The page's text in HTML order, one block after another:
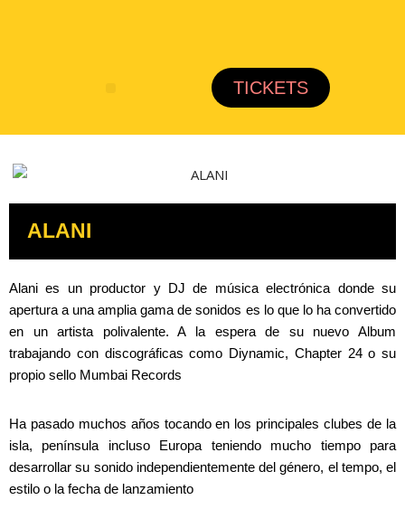
TICKETS
ALANI
Alani es un productor y DJ de música electrónica donde su
apertura a una amplia gama de sonidos es lo que lo ha convertido
en un artista polivalente. A la espera de su nuevo Album
trabajando con discográficas como Diynamic, Chapter 24 o su
propio sello Mumbai Records
Ha pasado muchos años tocando en los principales clubes de la
isla, península incluso Europa teniendo mucho tiempo para
desarrollar su sonido independientemente del género, el tempo, el
estilo o la fecha de lanzamiento